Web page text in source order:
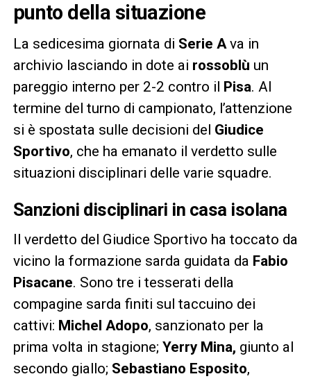
punto della situazione
La sedicesima giornata di Serie Ava in
archivio lasciando in dote ai rossoblù un
pareggio interno per 2-2 contro il Pisa. Al
termine del turno di campionato, l’attenzione
si è spostata sulle decisioni del Giudice
Sportivo, che ha emanato il verdetto sulle
situazioni disciplinari delle varie squadre.
Sanzioni disciplinari in casa isolana
Il verdetto del Giudice Sportivo ha toccato da
vicino la formazione sarda guidata da Fabio
Pisacane. Sono tre i tesserati della
compagine sarda finiti sul taccuino dei
cattivi: Michel Adopo, sanzionato per la
prima volta in stagione; Yerry Mina, giunto al
secondo giallo; Sebastiano Esposito,